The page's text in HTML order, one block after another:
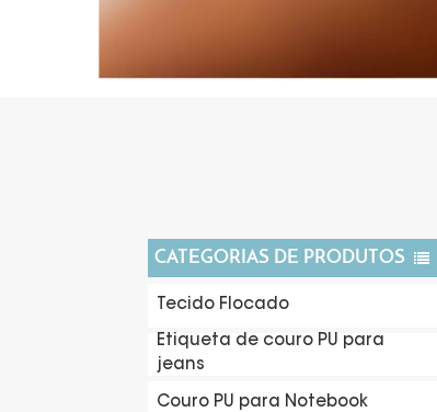
CATEGORIAS DE PRODUTOS
Tecido Flocado
Etiqueta de couro PU para
jeans
Couro PU para Notebook